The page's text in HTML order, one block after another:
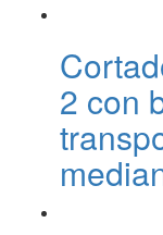
2 con